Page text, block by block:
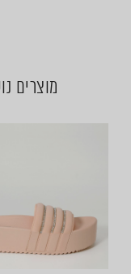
מוצרים